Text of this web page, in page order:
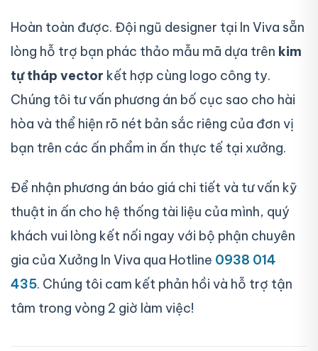
Hoàn toàn được. Đội ngũ designer tại In Viva sẵn
lòng hỗ trợ bạn phác thảo mẫu mã dựa trên kim
tự tháp vector kết hợp cùng logo công ty.
Chúng tôi tư vấn phương án bố cục sao cho hài
hòa và thể hiện rõ nét bản sắc riêng của đơn vị
bạn trên các ấn phẩm in ấn thực tế tại xưởng.
Để nhận phương án báo giá chi tiết và tư vấn kỹ
thuật in ấn cho hệ thống tài liệu của mình, quý
khách vui lòng kết nối ngay với bộ phận chuyên
gia của Xưởng In Viva qua Hotline 0938 014
435. Chúng tôi cam kết phản hồi và hỗ trợ tận
tâm trong vòng 2 giờ làm việc!